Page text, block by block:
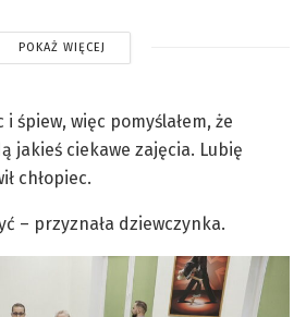
POKAŻ WIĘCEJ
śpiew, więc pomyślałem, że
jakieś ciekawe zajęcia. Lubię
chłopiec.
– przyznała dziewczynka.